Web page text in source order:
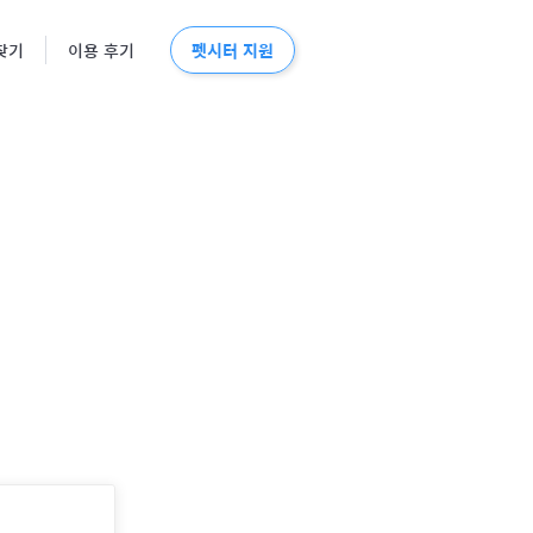
이용 후기 펫시터 지원